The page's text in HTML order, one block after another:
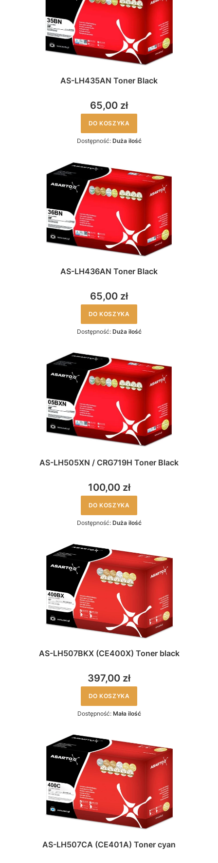
AS-LH435AN Toner Black
65,00 zł
DO KOSZYKA
Dostępność: Duża ilość
AS-LH436AN Toner Black
65,00 zł
DO KOSZYKA
Dostępność: Duża ilość
AS-LH505XN / CRG719H Toner Black
100,00 zł
DO KOSZYKA
Dostępność: Duża ilość
AS-LH507BKX (CE400X) Toner black
397,00 zł
DO KOSZYKA
Dostępność: Mała ilość
AS-LH507CA (CE401A) Toner cyan